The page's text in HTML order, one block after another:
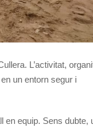
L’activitat,
un entorn segur i
en equip. Sens dubte,